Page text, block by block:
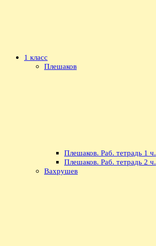
1 класс
Плешаков
Плешаков. Раб. тетрадь 1 ч.
Плешаков. Раб. тетрадь 2 ч.
Вахрушев